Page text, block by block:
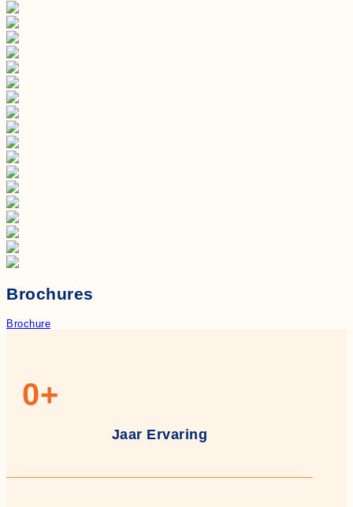
Brochures
Brochure
0+
Jaar Ervaring